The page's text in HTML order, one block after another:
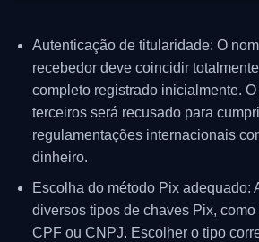
Autenticação de titularidade: O
recebedor deve coincidir
completo registrado inicialmente.
terceiros será recusado para
regulamentações internacionais
dinheiro.
Escolha do método Pix adequado:
diversos tipos de chaves Pix,
CPF ou CNPJ. Escolher o tipo